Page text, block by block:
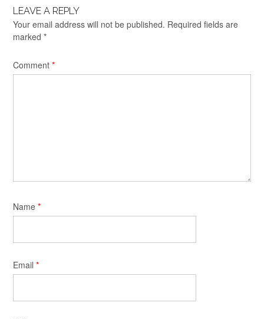
LEAVE A REPLY
Your email address will not be published. Required fields are
marked *
Comment *
Name *
Email *